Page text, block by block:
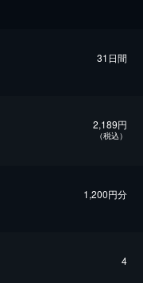
31日間
2,189円
（税込）
1,200円分
4